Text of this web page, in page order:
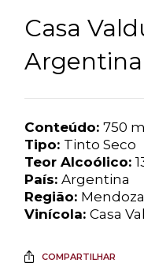
Casa
Conteúdo: 750
Tipo: Tinto Seco
Teor Alcoólico:
País: Argentina
Região: Mendoza
Vinícola: Casa
COMPARTILHAR